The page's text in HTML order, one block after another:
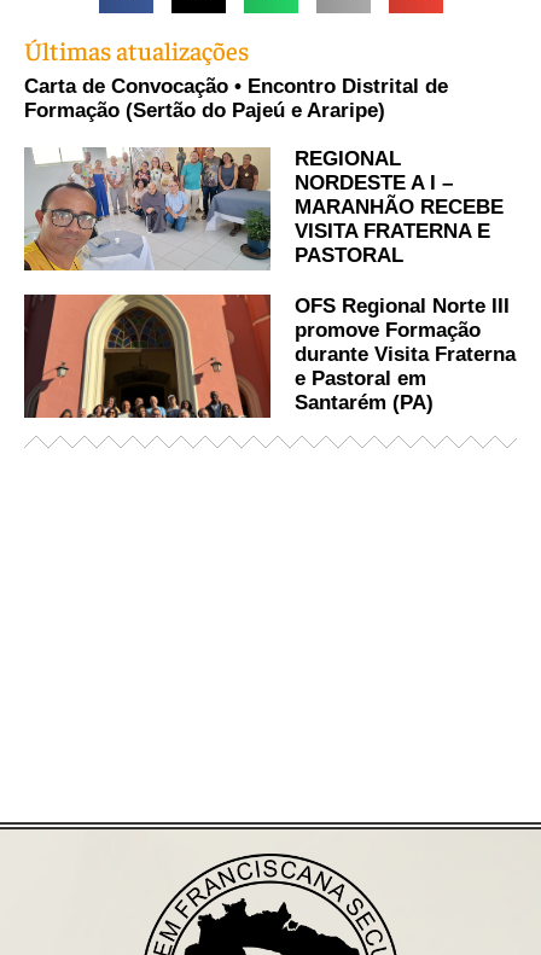
Últimas atualizações
Carta de Convocação • Encontro Distrital de
Formação (Sertão do Pajeú e Araripe)
REGIONAL
NORDESTE A I –
MARANHÃO RECEBE
VISITA FRATERNA E
PASTORAL
OFS Regional Norte III
promove Formação
durante Visita Fraterna
e Pastoral em
Santarém (PA)